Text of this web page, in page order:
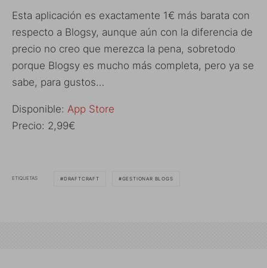
Esta aplicación es exactamente 1€ más barata con
respecto a Blogsy, aunque aún con la diferencia de
precio no creo que merezca la pena, sobretodo
porque Blogsy es mucho más completa, pero ya se
sabe, para gustos…
Disponible: App Store
Precio: 2,99€
ETIQUETAS DRAFTCRAFT GESTIONAR BLOGS